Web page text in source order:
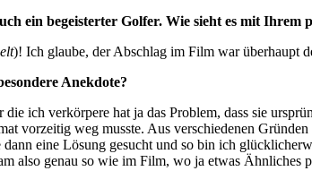
ein begeisterter Golfer. Wie sieht es mit Ihrem
)! Ich glaube, der Abschlag im Film war überhaupt
Anekdote?
ich verkörpere hat ja das Problem, dass sie
vorzeitig weg musste. Aus verschiedenen Gründen
eine Lösung gesucht und so bin ich
also genau so wie im Film, wo ja etwas Ähnliches